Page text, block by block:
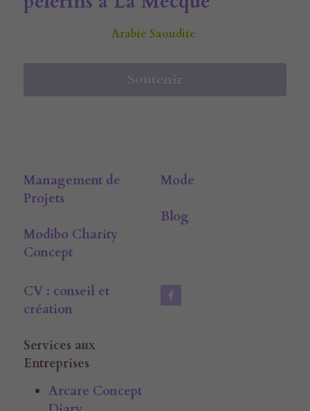
Arabie Saoudite
Soutenir
Management de
Projets
Modibo Charity
Concept
Mode
Blog
CV : conseil et
création
Services aux
Entreprises
Arcare Concept